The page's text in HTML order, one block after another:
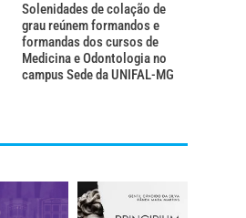
Solenidades de colação de
grau reúnem formandos e
formandas dos cursos de
Medicina e Odontologia no
campus Sede da UNIFAL-MG